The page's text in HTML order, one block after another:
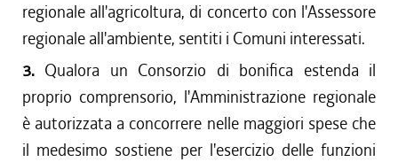
regionale all'agricoltura, di concerto con l'Assessore
regionale all'ambiente, sentiti i Comuni interessati.
3. Qualora un Consorzio di bonifica estenda il
proprio comprensorio, l'Amministrazione regionale
è autorizzata a concorrere nelle maggiori spese che
il medesimo sostiene per l'esercizio delle funzioni